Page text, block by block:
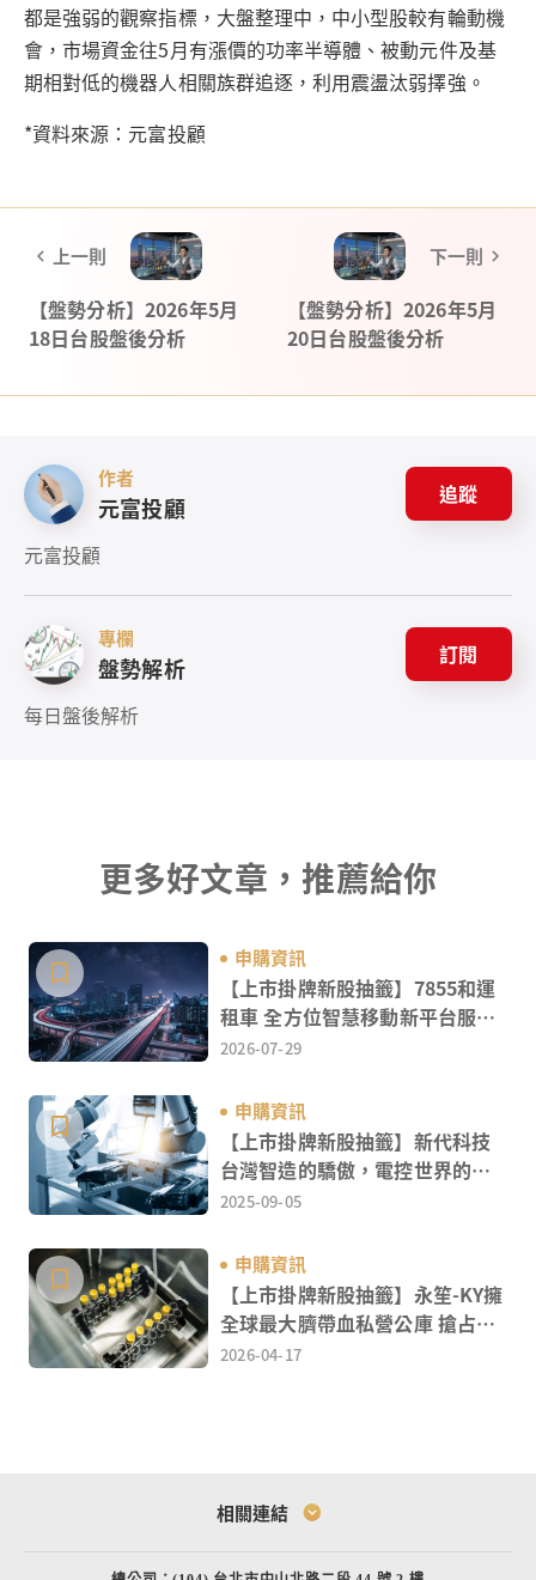
今日加權指數
都是強弱的觀察指標，大盤整理中，中小型股較有輪動機
會，市場資金往5月有漲價的功率半導體、被動元件及基
期相對低的機器人相關族群追逐，利用震盪汰弱擇強。
*資料來源：元富投顧
上一則
【盤勢分析】2026年5月
18日台股盤後分析
下一則
【盤勢分析】2026年5月
20日台股盤後分析
作者
元富投顧 追蹤
元富投顧
專欄
盤勢解析 訂閱
每日盤後解析
更多好文章，推薦給你
申購資訊
【上市掛牌新股抽籤】7855和運
租車 全方位智慧移動新平台服務
領航者
2026-07-29
申購資訊
【上市掛牌新股抽籤】新代科技
台灣智造的驕傲，電控世界的關
鍵
2025-09-05
申購資訊
【上市掛牌新股抽籤】永笙-KY擁
全球最大臍帶血私營公庫 搶占細
胞治療大商機
2026-04-17
相關連結